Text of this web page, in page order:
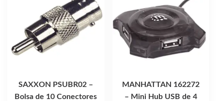
SAXXON PSUBR02 –
Bolsa de 10 Conectores
MANHATTAN 162272
– Mini Hub USB de 4